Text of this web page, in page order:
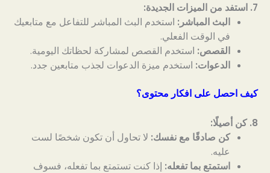
7. استفد من الميزات الجديدة:
البث المباشر: استخدم البث المباشر للتفاعل مع متابعيك
في الوقت الفعلي.
القصص: استخدم القصص لمشاركة لحظاتك اليومية.
الدعوات: استخدم ميزة الدعوات لجذب متابعين جدد.
كيف احصل على افكار محتوى؟
8. كن أصيلًا:
كن صادقًا مع نفسك: لا تحاول أن تكون شخصًا لست
عليه.
استمتع بما تفعله: إذا كنت تستمتع بما تفعله، فسوف